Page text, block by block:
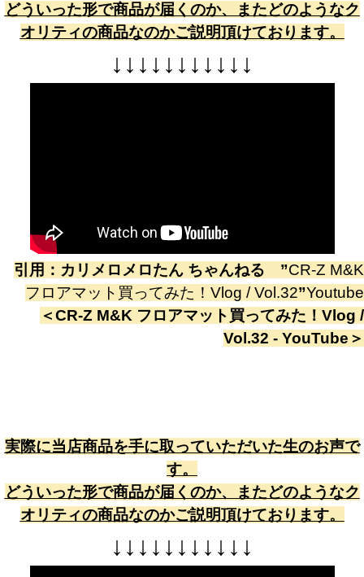
どういった形で商品が届くのか、またどのようなク
オリティの商品なのかご説明頂けております。
↓ ↓ ↓ ↓ ↓ ↓ ↓ ↓ ↓ ↓ ↓
引用： カリメロメロたん ちゃんねる ”CR-Z M&K
フロアマット買ってみた！Vlog / Vol.32”Youtube
＜CR-Z M&K フロアマット買ってみた！Vlog /
Vol.32 - YouTube ＞
実際に当店商品を手に取っていただいた生のお声で
す。
どういった形で商品が届くのか、またどのようなク
オリティの商品なのかご説明頂けております。
↓ ↓ ↓ ↓ ↓ ↓ ↓ ↓ ↓ ↓ ↓